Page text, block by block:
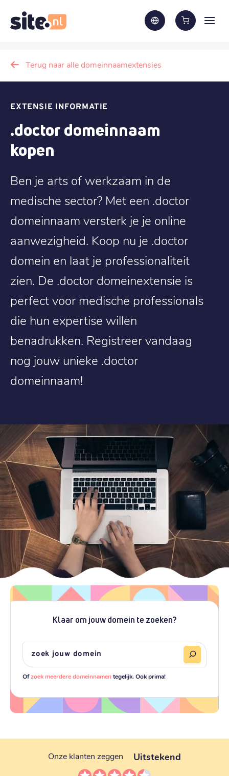
Terug naar alle domeinnaamextensies
EXTENSIE INFORMATIE
.doctor domeinnaam
kopen
Ben je arts of werkzaam in de
medische sector? Met een .doctor
domeinnaam versterk je je online
aanwezigheid. Koop nu je .doctor
domein en laat je professionaliteit
zien. De .doctor domeinextensie is
perfect voor medische professionals
die hun expertise willen
benadrukken. Registreer vandaag
nog jouw unieke .doctor
domeinnaam!
Klaar om jouw domein te zoeken?
Ofzoek meerdere domeinnamentegelijk. Ook prima!
Onze klanten zeggen Uitstekend